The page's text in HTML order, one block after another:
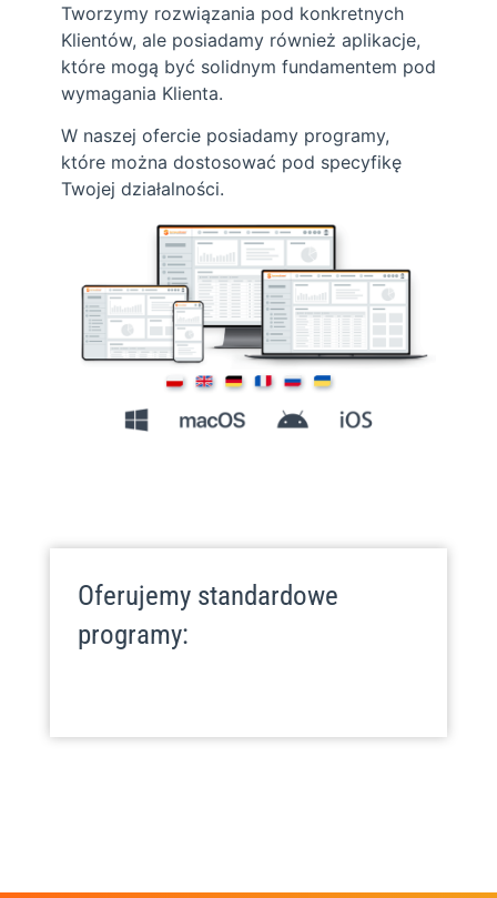
Tworzymy rozwiązania pod konkretnych
Klientów, ale posiadamy również aplikacje,
które mogą być solidnym fundamentem pod
wymagania Klienta.
W naszej ofercie posiadamy programy,
które można dostosować pod specyfikę
Twojej działalności.
Oferujemy standardowe
programy: